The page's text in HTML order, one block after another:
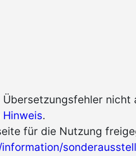
nicht
.
für die Nutzung